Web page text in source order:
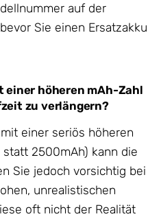
auf der
Sie einen Ersatzakku
einer höheren mAh-Zahl
zu verlängern?
einer seriös höheren
statt 2500mAh) kann die
Sie jedoch vorsichtig bei
unrealistischen
oft nicht der Realität